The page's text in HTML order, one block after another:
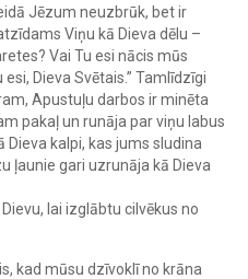
Jēzum neuzbrūk, bet ir
Viņu kā Dieva dēlu –
Vai Tu esi nācis mūs
Dieva Svētais.” Tamlīdzīgi
Apustuļu darbos ir minēta
pakaļ un runāja par viņu labus
Dieva kalpi, kas jums sludina
ļaunie gari uzrunāja kā Dieva
lai izglābtu cilvēkus no
kad mūsu dzīvoklī no krāna